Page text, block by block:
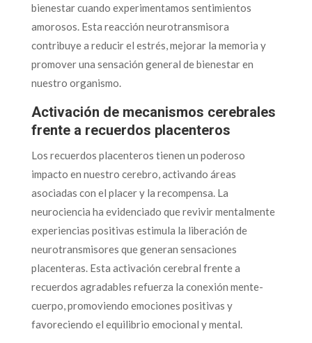
bienestar cuando experimentamos sentimientos
amorosos. Esta reacción neurotransmisora
contribuye a reducir el estrés, mejorar la memoria y
promover una sensación general de bienestar en
nuestro organismo.
Activación de mecanismos cerebrales
frente a recuerdos placenteros
Los recuerdos placenteros tienen un poderoso
impacto en nuestro cerebro, activando áreas
asociadas con el placer y la recompensa. La
neurociencia ha evidenciado que revivir mentalmente
experiencias positivas estimula la liberación de
neurotransmisores que generan sensaciones
placenteras. Esta activación cerebral frente a
recuerdos agradables refuerza la conexión mente-
cuerpo, promoviendo emociones positivas y
favoreciendo el equilibrio emocional y mental.